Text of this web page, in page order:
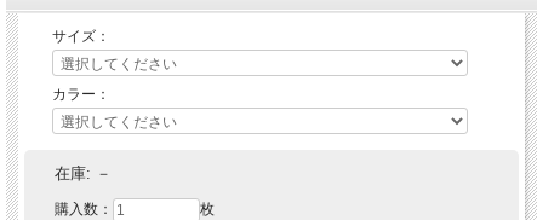
サイズ：
カラー：
在庫: －
購入数： 枚